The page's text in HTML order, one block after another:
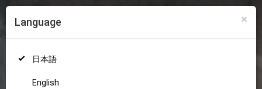
×
Language
日本語
English
18+